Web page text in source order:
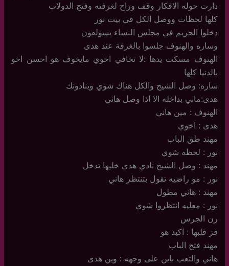
دارت حوله الافكار وقف وراح لغرفته وفتح الدولاب
كلها لحظات ووصل الكل في بيت نور
دخلوا الحريم في مجلس النساء يسولفون
وساره والهنوف جلسوا بالغرفة عند هدى
الهنوف مسكت يدها :لا تخافي اخوي مايخوف هو احسن اخو
بالدنيا كلها
ساره: وصل الشيخ والكل هناك شوي وينادونك
هدى:ماني بداخله الا اذا وصل هاني
الهنوف : مين هاني
هدى : اخوي
مهند طق الباب
نور : لحظه شوي
مهند : وصل الشيخ نادي هدى خليها تدخل
نور : مو راضيه تقول بتنتظر هاني
مهند : هاني مطول
نور : معليه انتظروا شوي
رن الجرس
فز قلبها : اكيد هو
مهند فتح الباب
هاني والتعب باين على وجهه : وين هدى